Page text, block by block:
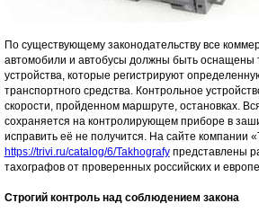
По существующему законодательству все
автомобили и автобусы должны быть оснащены
устройства, которые регистрируют
транспортного средства. Контрольное
скорости, пройденном маршруте, остановках.
сохраняется на контролирующем приборе в
исправить её не получится. На сайте компании
https://trivi.ru/catalog/6/Takhografyпредставлены
тахографов от проверенных российских и
Строгий контроль над соблюдением закона